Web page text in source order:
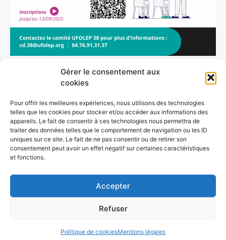
Gérer le consentement aux
cookies
Pour offrir les meilleures expériences, nous utilisons des technologies
telles que les cookies pour stocker et/ou accéder aux informations des
appareils. Le fait de consentir à ces technologies nous permettra de
traiter des données telles que le comportement de navigation ou les ID
uniques sur ce site. Le fait de ne pas consentir ou de retirer son
consentement peut avoir un effet négatif sur certaines caractéristiques
et fonctions.
Accepter
Refuser
Politique de cookiesMentions légales
Inscriptions
DÉTAILS
Date :
20 septembre 2025
LIEU
MFR de Coublevie
© 2026 UFOLEP 38• Construit avecGeneratePress